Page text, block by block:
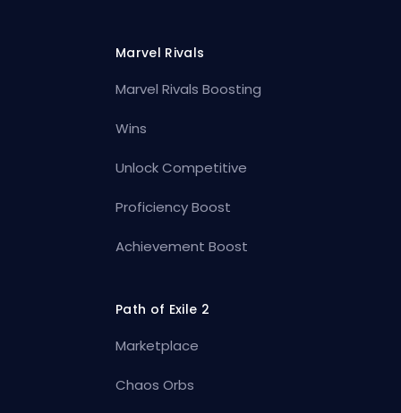
Marvel Rivals
Marvel Rivals Boosting
Wins
Unlock Competitive
Proficiency Boost
Achievement Boost
Path of Exile 2
Marketplace
Chaos Orbs